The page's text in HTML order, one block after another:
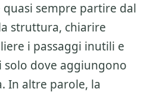
sempre partire dal
struttura, chiarire
i passaggi inutili e
dove aggiungono
In altre parole, la